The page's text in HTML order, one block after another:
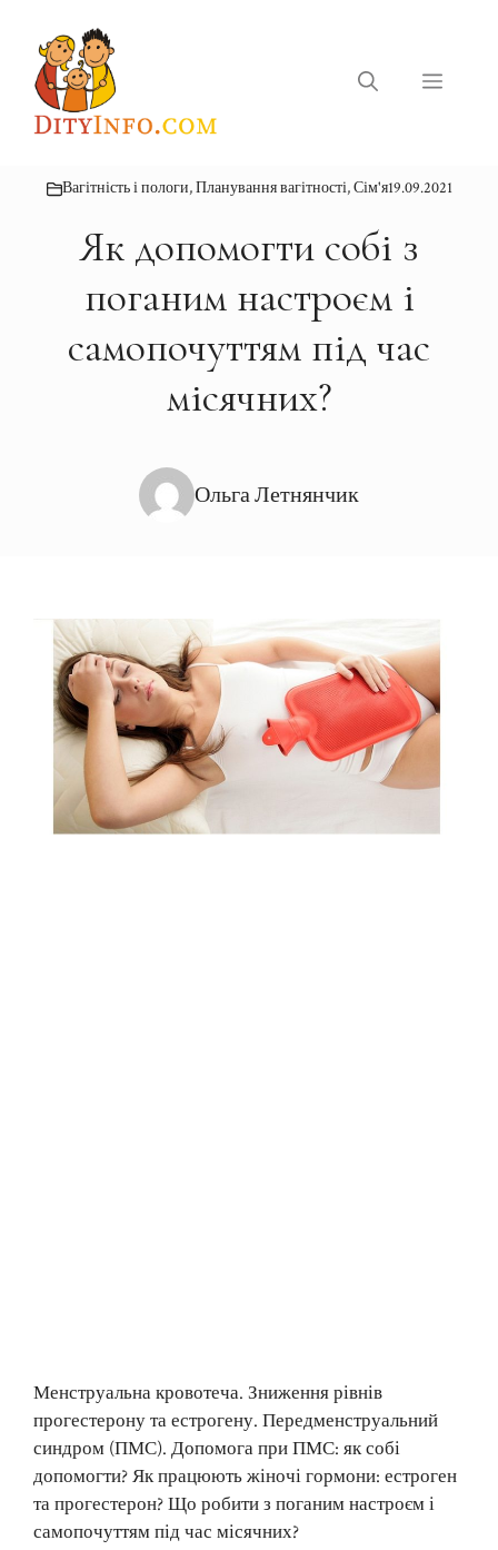
вмісту
Меню
Вагітність і пологи,Планування вагітності,Сім'я19.09.2021
Як допомогти собі з
поганим настроєм і
самопочуттям під час
місячних?
Ольга Летнянчик
Менструальна кровотеча. Зниження рівнів
прогестерону та естрогену. Передменструальний
синдром (ПМС). Допомога при ПМС: як собі
допомогти? Як працюють жіночі гормони: естроген
та прогестерон? Що робити з поганим настроєм і
самопочуттям під час місячних?